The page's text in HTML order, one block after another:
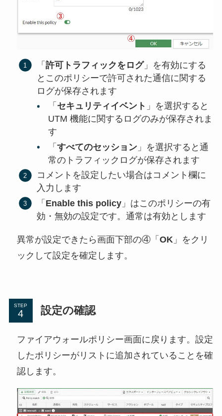
「許可トラフィックをログ」を有効にする
とこのポリシーで許可された通信に関する
ログが保存されます
「 セキュリティイベント 」を選択すると
UTM 機能に関するログのみが保存されま
す
「 すべてのセッション」を選択すると通
常のトラフィックログが保存されます
コメントを設定したい場合はコメント欄に
入力します
「 Enable this policy 」はこのポリシーの有
効・無効の設定です。通常は有効とします
異常が設定できたら画面下部の④「 OK 」をクリ
ックして設定を確定します。
STEP 設定の確認
ファイアウォールポリシー画面に戻ります。設定
したポリシーがリストに追加されていることを確
認します。